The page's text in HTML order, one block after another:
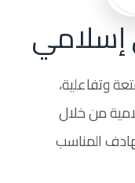
إسلامي
وتفاعلية،
من خلال
المناسب